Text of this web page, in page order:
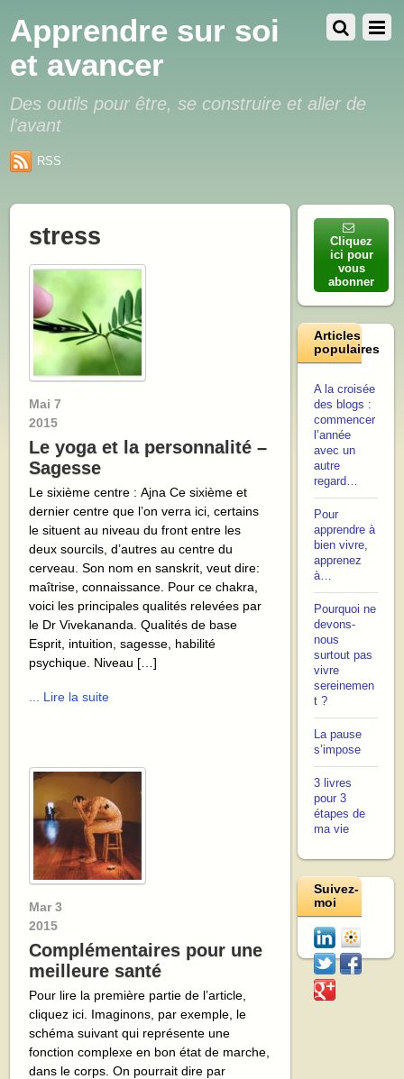
Apprendre sur soi
et avancer
Des outils pour être, se construire et aller de
l'avant
RSS
stress
Mai 7
2015
Le yoga et la personnalité –
Sagesse
Le sixième centre : Ajna Ce sixième et
dernier centre que l’on verra ici, certains
le situent au niveau du front entre les
deux sourcils, d’autres au centre du
cerveau. Son nom en sanskrit, veut dire:
maîtrise, connaissance. Pour ce chakra,
voici les principales qualités relevées par
le Dr Vivekananda. Qualités de base
Esprit, intuition, sagesse, habilité
psychique. Niveau […]
... Lire la suite
Mar 3
2015
Complémentaires pour une
meilleure santé
Pour lire la première partie de l’article,
cliquez ici. Imaginons, par exemple, le
schéma suivant qui représente une
fonction complexe en bon état de marche,
dans le corps. On pourrait dire par
Cliquez
ici pour
vous
abonner
Articles
populaires
A la croisée
des blogs :
commencer
l’année
avec un
autre
regard…
Pour
apprendre à
bien vivre,
apprenez
à…
Pourquoi ne
devons-
nous
surtout pas
vivre
sereinemen
t ?
La pause
s’impose
3 livres
pour 3
étapes de
ma vie
Suivez-
moi